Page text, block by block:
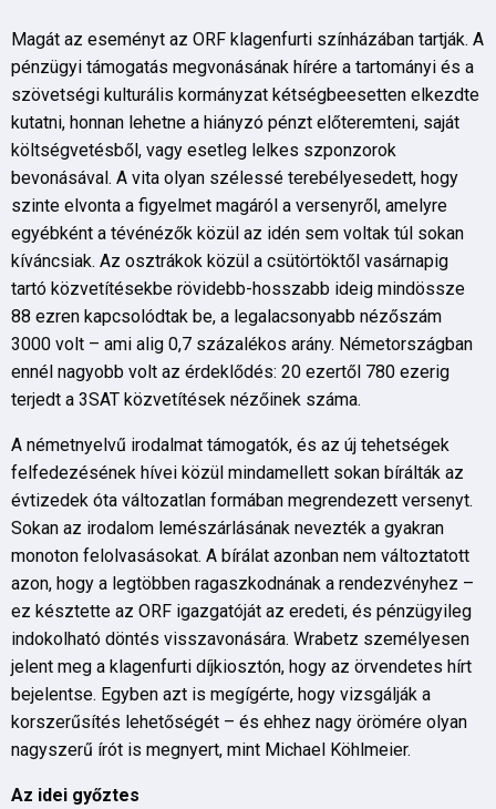
Magát az eseményt az ORF klagenfurti színházában tartják. A
pénzügyi támogatás megvonásának hírére a tartományi és a
szövetségi kulturális kormányzat kétségbeesetten elkezdte
kutatni, honnan lehetne a hiányzó pénzt előteremteni, saját
költségvetésből, vagy esetleg lelkes szponzorok
bevonásával. A vita olyan szélessé terebélyesedett, hogy
szinte elvonta a figyelmet magáról a versenyről, amelyre
egyébként a tévénézők közül az idén sem voltak túl sokan
kíváncsiak. Az osztrákok közül a csütörtöktől vasárnapig
tartó közvetítésekbe rövidebb-hosszabb ideig mindössze
88 ezren kapcsolódtak be, a legalacsonyabb nézőszám
3000 volt – ami alig 0,7 százalékos arány. Németországban
ennél nagyobb volt az érdeklődés: 20 ezertől 780 ezerig
terjedt a 3SAT közvetítések nézőinek száma.
A németnyelvű irodalmat támogatók, és az új tehetségek
felfedezésének hívei közül mindamellett sokan bírálták az
évtizedek óta változatlan formában megrendezett versenyt.
Sokan az irodalom lemészárlásának nevezték a gyakran
monoton felolvasásokat. A bírálat azonban nem változtatott
azon, hogy a legtöbben ragaszkodnának a rendezvényhez –
ez késztette az ORF igazgatóját az eredeti, és pénzügyileg
indokolható döntés visszavonására. Wrabetz személyesen
jelent meg a klagenfurti díjkiosztón, hogy az örvendetes hírt
bejelentse. Egyben azt is megígérte, hogy vizsgálják a
korszerűsítés lehetőségét – és ehhez nagy örömére olyan
nagyszerű írót is megnyert, mint Michael Köhlmeier.
Az idei győztes